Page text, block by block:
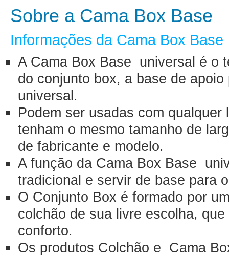
Sobre a Cama Box Base
Informações da Cama Box Base
A Cama Box Base universal é o
do conjunto box, a base de
universal.
Podem ser usadas com
tenham o mesmo tamanho de
de fabricante e modelo.
A função da Cama Box Base
tradicional e servir de base para
O Conjunto Box é formado por
colchão de sua livre escolha,
conforto.
Os produtos Colchão e Cama